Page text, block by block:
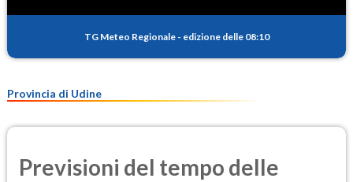
TG Meteo Regionale - edizione delle 08:10
Provincia di Udine
Previsioni del tempo delle